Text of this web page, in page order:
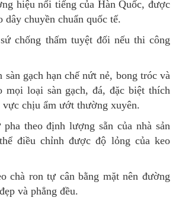
hiệu nổi tiếng của Hàn Quốc, được
dây chuyền chuẩn quốc tế.
chống thấm tuyệt đối nếu thi công
gạch hạn chế nứt nẻ, bong tróc và
mọi loại sàn gạch, đá, đặc biệt thích
vực chịu ẩm ướt thường xuyên.
theo định lượng sẵn của nhà sản
điều chỉnh được độ lỏng của keo
chà ron tự cân bằng mặt nên đường
và phẳng đều.